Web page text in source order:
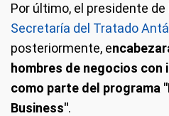
Por último, el presidente de
Secretaría del Tratado
posteriormente, e
hombres de negocios con
como parte del programa
Business".